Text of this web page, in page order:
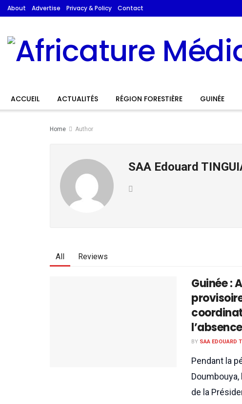
About Advertise Privacy & Policy Contact
ACCUEIL ACTUALITÉS RÉGION FORESTIÈRE GUINÉE
Home Author
SAA Edouard
All Reviews
Guinée :
BY SAA EDOUARD
Pendant la
Doumbouya,
de la